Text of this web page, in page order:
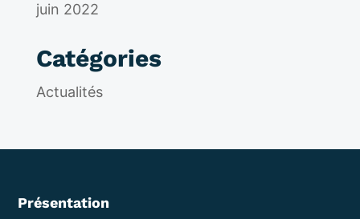
juin 2022
Catégories
Actualités
Présentation